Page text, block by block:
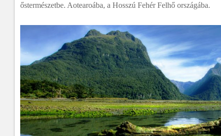
őstermészetbe. Aotearoába, a Hosszú Fehér Felhő országába.